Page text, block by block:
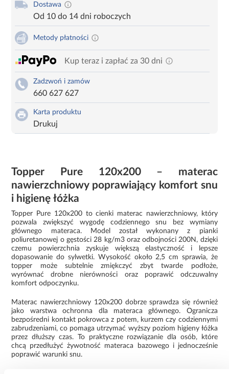
Dostawa
Od 10 do 14 dni roboczych
Metody płatności
Kup teraz i zapłać za 30 dni
Zadzwoń i zamów
660 627 627
Karta produktu
Drukuj
Topper Pure 120x200 – materac
nawierzchniowy poprawiający komfort snu
i higienę łóżka
Topper Pure 120x200 to cienki materac nawierzchniowy, który
pozwala zwiększyć wygodę codziennego snu bez wymiany
głównego materaca. Model został wykonany z pianki
poliuretanowej o gęstości 28 kg/m3 oraz odbojności 200N, dzięki
czemu powierzchnia zyskuje większą elastyczność i lepsze
dopasowanie do sylwetki. Wysokość około 2,5 cm sprawia, że
topper może subtelnie zmiękczyć zbyt twarde podłoże,
wyrównać drobne nierówności oraz poprawić odczuwalny
komfort odpoczynku.
Materac nawierzchniowy 120x200 dobrze sprawdza się również
jako warstwa ochronna dla materaca głównego. Ogranicza
bezpośredni kontakt pokrowca z potem, kurzem czy codziennymi
zabrudzeniami, co pomaga utrzymać wyższy poziom higieny łóżka
przez dłuższy czas. To praktyczne rozwiązanie dla osób, które
chcą przedłużyć żywotność materaca bazowego i jednocześnie
poprawić warunki snu.